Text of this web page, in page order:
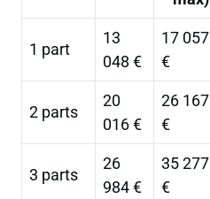
1 part
13
048 €
17 057
€
2 parts
20
016 €
26 167
€
3 parts
26
984 €
35 277
€